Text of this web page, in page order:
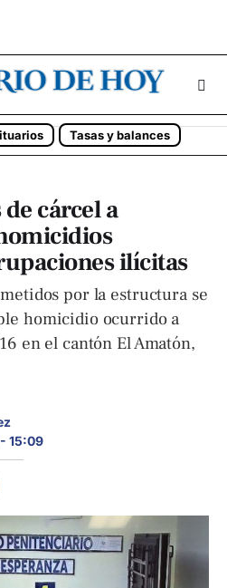
Tasas y balances
cárcel a
ilícitas
por la estructura se
homicidio ocurrido a
en el cantón El Amatón,
15:09